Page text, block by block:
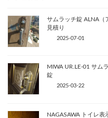
サムラッチ錠 ALNA（
見積り
2025-07-01
MIWA UR.LE-01 サム
錠
2025-03-22
NAGASAWA トイレ